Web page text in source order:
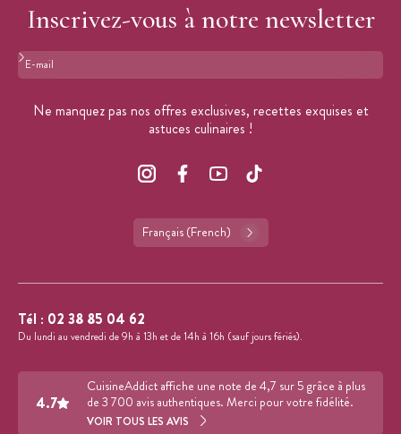
Inscrivez-vous à notre newsletter
Format : adresse@email.com
Ne manquez pas nos offres exclusives, recettes exquises et
astuces culinaires !
Français (French)
Tél : 02 38 85 04 62
Du lundi au vendredi de 9h à 13h et de 14h à 16h (sauf jours fériés).
4.7
CuisineAddict affiche une note de 4,7 sur 5 grâce à plus
de 3 700 avis authentiques. Merci pour votre fidélité.
VOIR TOUS LES AVIS